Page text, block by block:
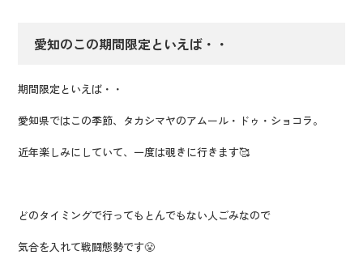
愛知のこの期間限定といえば・・
期間限定といえば・・
愛知県ではこの季節、タカシマヤのアムール・ドゥ・ショコラ。
近年楽しみにしていて、一度は覗きに行きます🥰
どのタイミングで行ってもとんでもない人ごみなので
気合を入れて戦闘態勢です😤